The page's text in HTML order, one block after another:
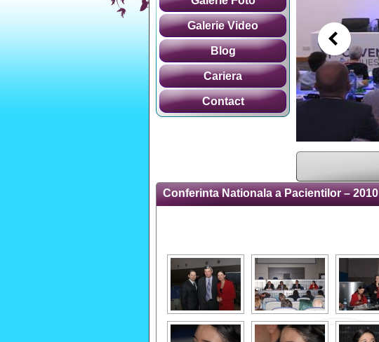
Galerie Video
Blog
Cariera
Contact
Conferinta Nationala a Pacientilor – 2010